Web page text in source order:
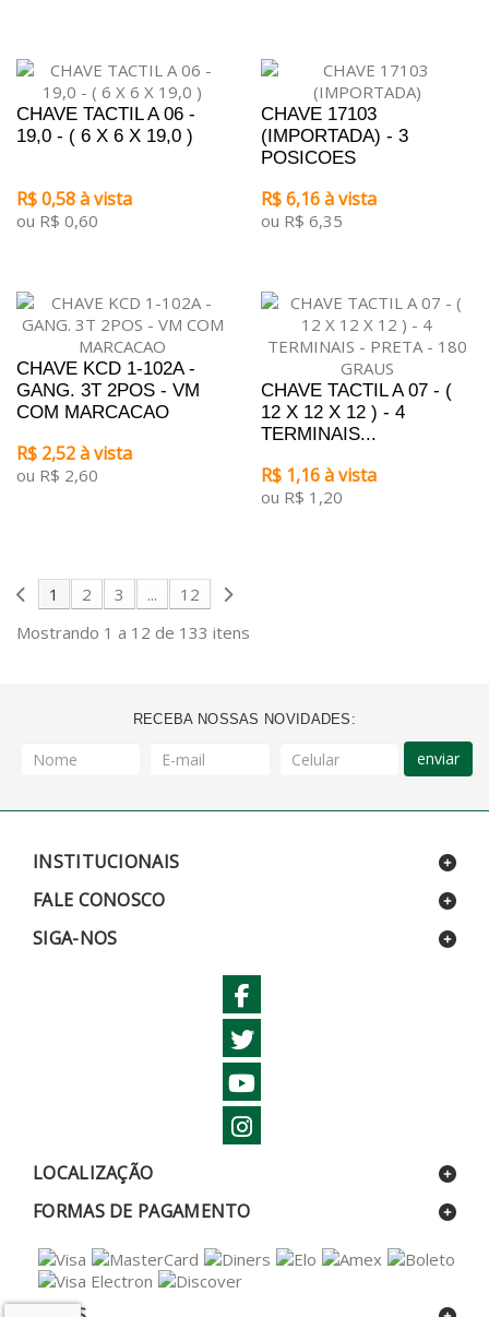
CHAVE TACTIL A 06 -
19,0 - ( 6 X 6 X 19,0 )
R$ 0,58 à vista
ou R$ 0,60
CHAVE 17103
(IMPORTADA) - 3
POSICOES
R$ 6,16 à vista
ou R$ 6,35
CHAVE KCD 1-102A -
GANG. 3T 2POS - VM
COM MARCACAO
R$ 2,52 à vista
ou R$ 2,60
CHAVE TACTIL A 07 - (
12 X 12 X 12 ) - 4
TERMINAIS...
R$ 1,16 à vista
ou R$ 1,20
1 2 3 ...
12
Mostrando 1 a 12 de 133 itens
RECEBA NOSSAS NOVIDADES:
enviar
INSTITUCIONAIS
FALE CONOSCO
SIGA-NOS
LOCALIZAÇÃO
FORMAS DE PAGAMENTO